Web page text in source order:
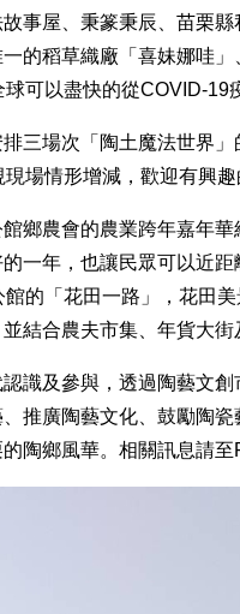
事屋、秉篆秉辰、苗栗
的稻草織廠「喜妹娜哇
可以盡快的從COVID-19
三場次「陶土魔法世界
場情形增減，歡迎有興
鄉農會的農業跨年嘉年
一年，也讓民眾可以近
的「花田一路」，花田
結合農夫市集、年貨大
識及參與，透過陶藝文
推廣陶藝文化、鼓勵陶
陶鄉風華。相關訊息請至